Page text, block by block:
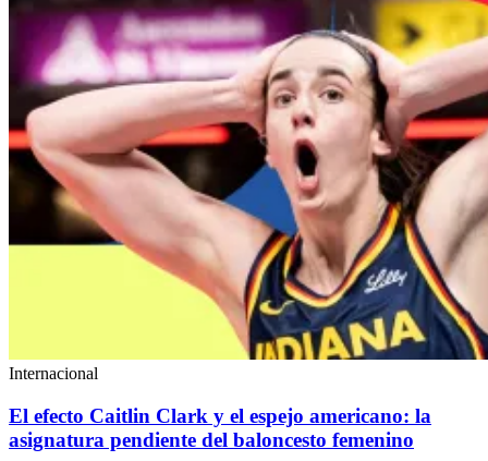
Internacional
El efecto Caitlin Clark y el espejo americano: la
asignatura pendiente del baloncesto femenino